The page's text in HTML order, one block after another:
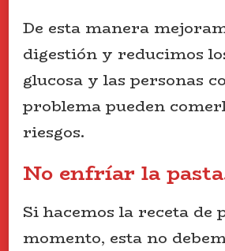
De esta manera
digestión y reducimos
glucosa y las personas
problema pueden
riesgos.
No enfríar la
Si hacemos la receta de
momento, esta no